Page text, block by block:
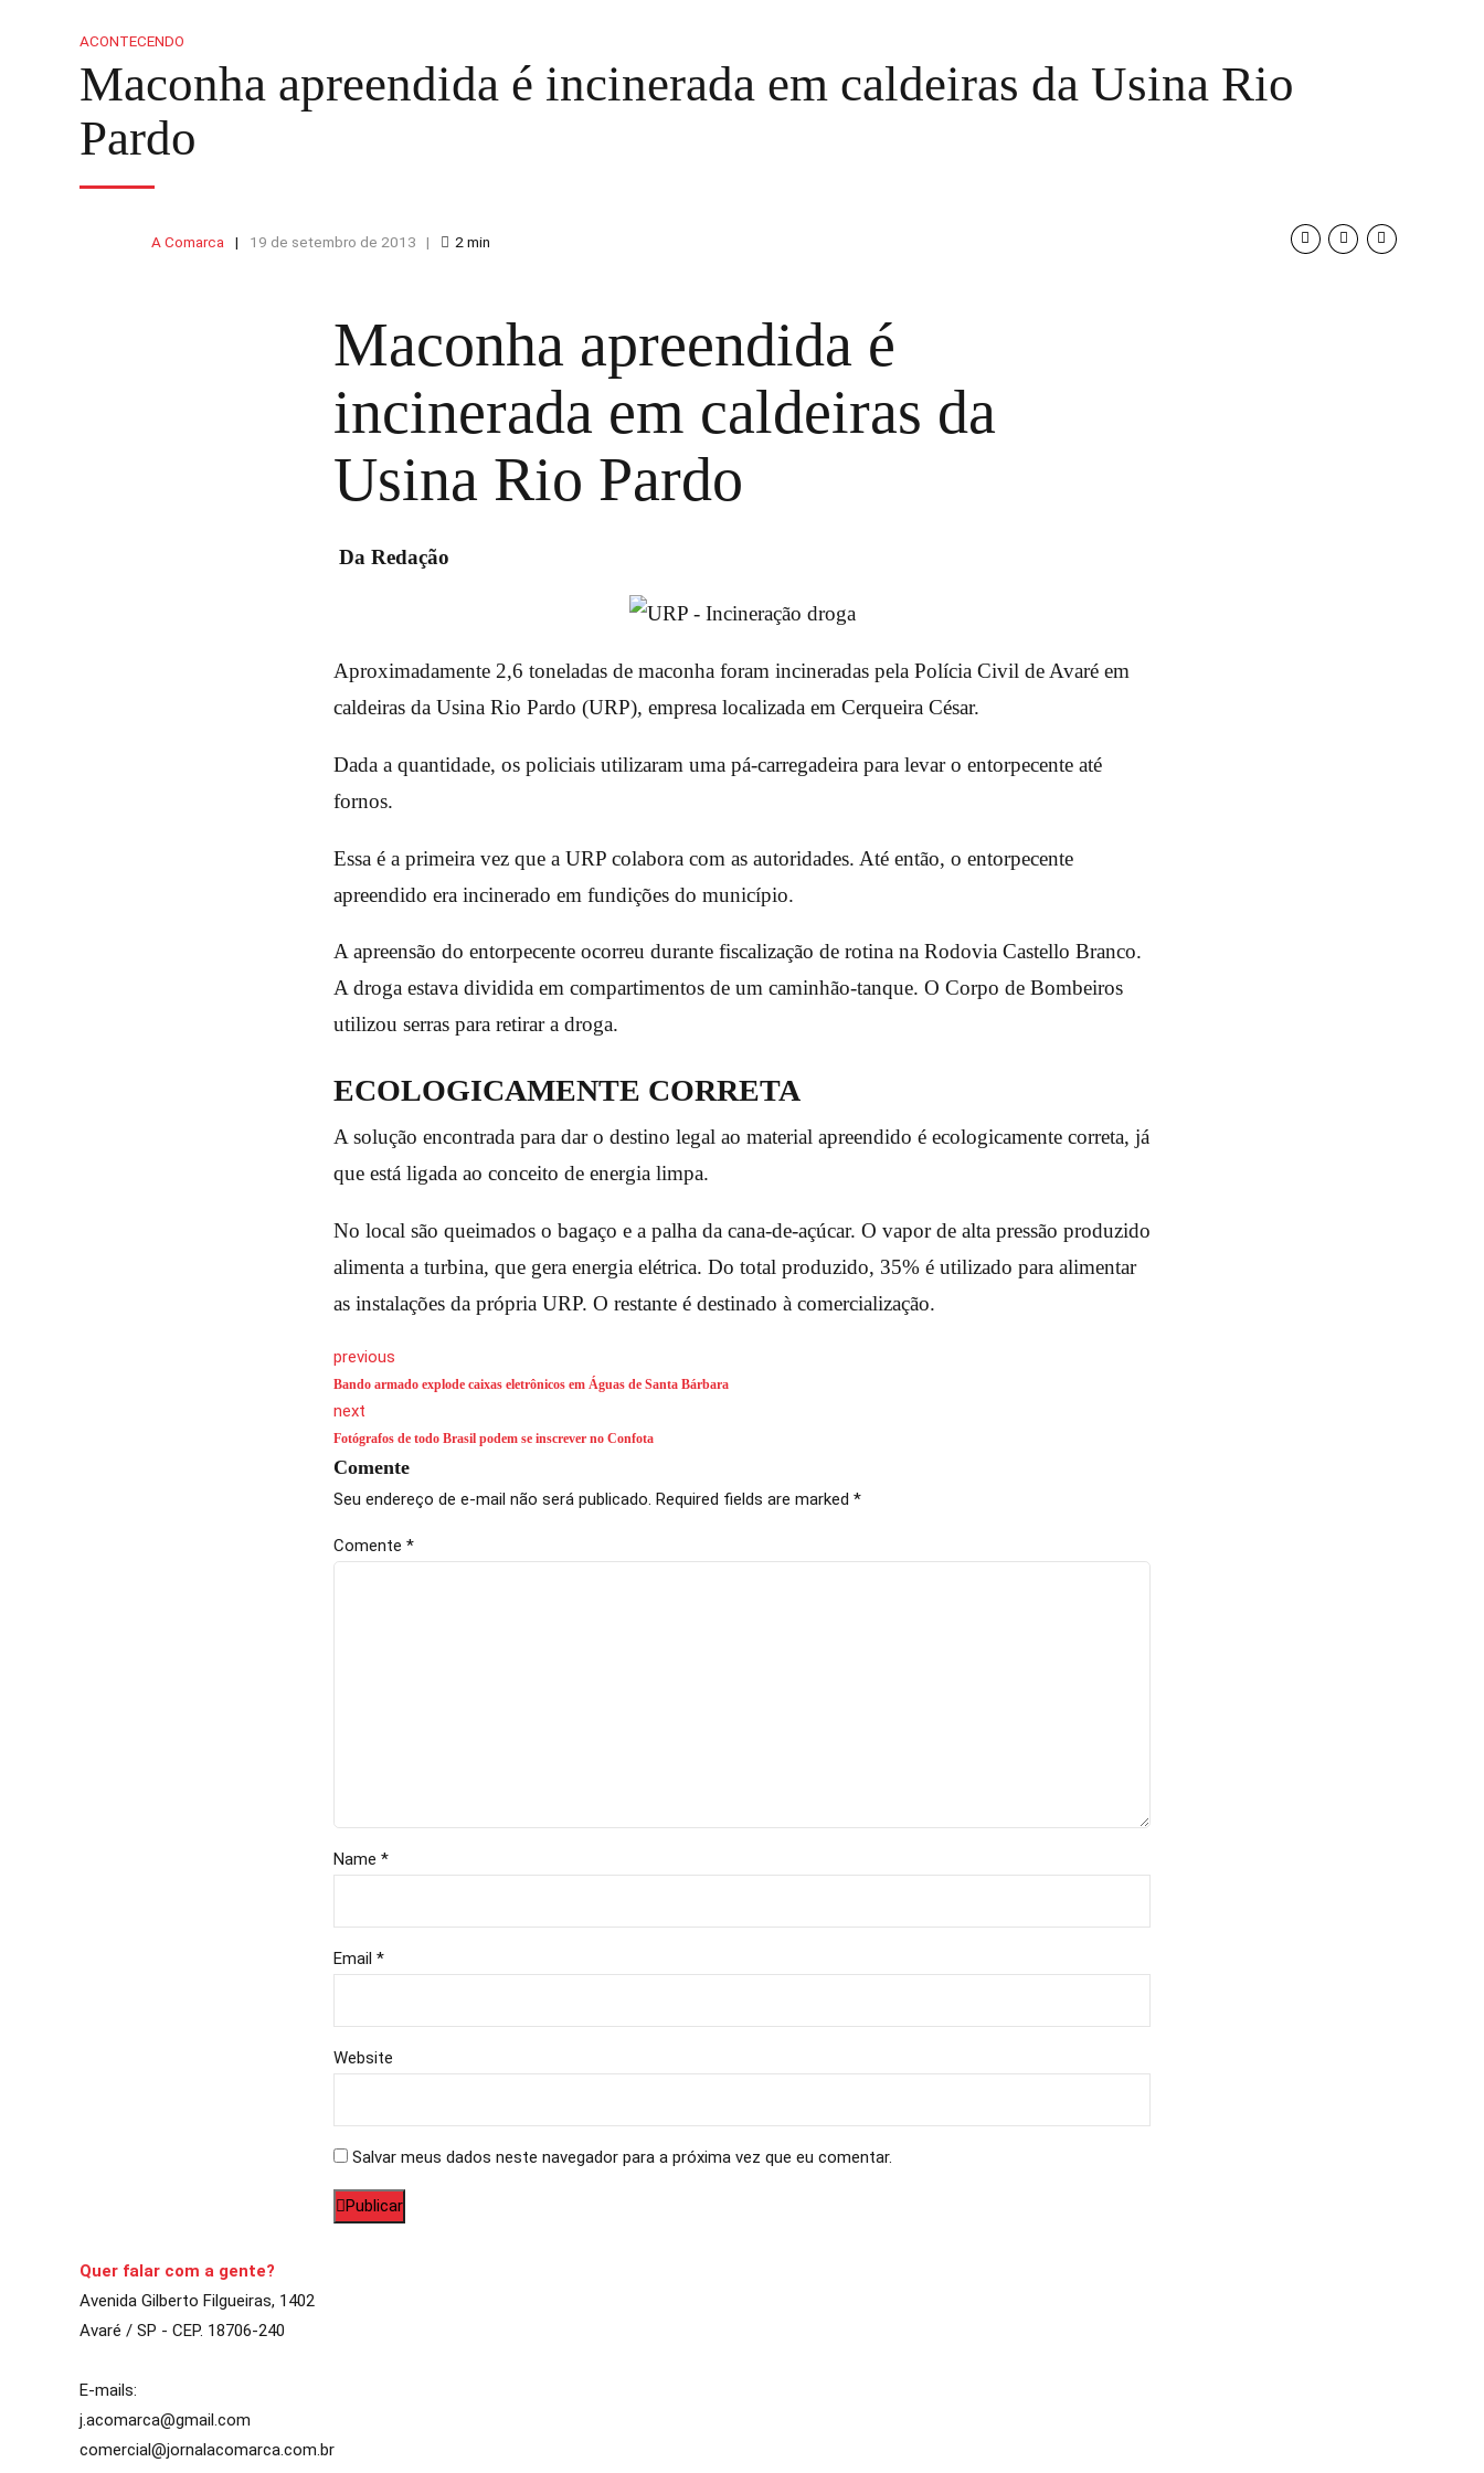
ACONTECENDO
Maconha apreendida é incinerada em caldeiras da Usina Rio
Pardo
A Comarca 19 de setembro de 2013 2 min
Maconha apreendida é
incinerada em caldeiras da
Usina Rio Pardo
Da Redação
Aproximadamente 2,6 toneladas de maconha foram incineradas pela Polícia Civil de Avaré em
caldeiras da Usina Rio Pardo (URP), empresa localizada em Cerqueira César.
Dada a quantidade, os policiais utilizaram uma pá-carregadeira para levar o entorpecente até
fornos.
Essa é a primeira vez que a URP colabora com as autoridades. Até então, o entorpecente
apreendido era incinerado em fundições do município.
A apreensão do entorpecente ocorreu durante fiscalização de rotina na Rodovia Castello Branco.
A droga estava dividida em compartimentos de um caminhão-tanque. O Corpo de Bombeiros
utilizou serras para retirar a droga.
ECOLOGICAMENTE CORRETA
A solução encontrada para dar o destino legal ao material apreendido é ecologicamente correta, já
que está ligada ao conceito de energia limpa.
No local são queimados o bagaço e a palha da cana-de-açúcar. O vapor de alta pressão produzido
alimenta a turbina, que gera energia elétrica. Do total produzido, 35% é utilizado para alimentar
as instalações da própria URP. O restante é destinado à comercialização.
previous
Bando armado explode caixas eletrônicos em Águas de Santa Bárbara
next
Fotógrafos de todo Brasil podem se inscrever no Confota
Comente
Seu endereço de e-mail não será publicado. Required fields are marked *
Comente *
Name *
Email *
Website
Salvar meus dados neste navegador para a próxima vez que eu comentar.
Publicar
Quer falar com a gente?
Avenida Gilberto Filgueiras, 1402
Avaré / SP - CEP. 18706-240
E-mails:
j.acomarca@gmail.com
comercial@jornalacomarca.com.br